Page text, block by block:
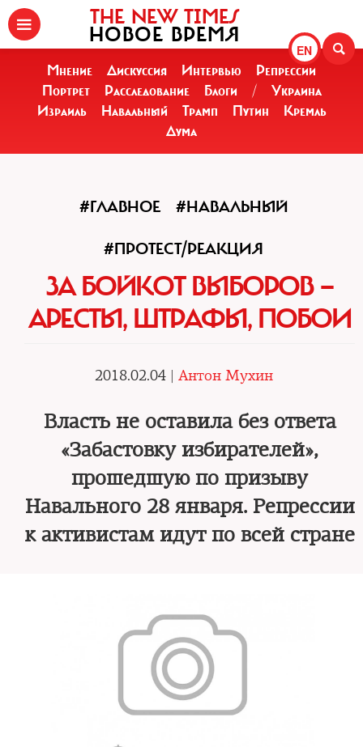
EN
THE NEW TIMES
НОВОЕ ВРЕМЯ
Мнение Дискуссия Интервью
Репрессии
Портрет
Расследование Блоги /
Украина
Израиль
Навальный Трамп Путин
Кремль
Дума
#ГЛАВНОЕ #НАВАЛЬНЫЙ
#ПРОТЕСТ/РЕАКЦИЯ
ЗА БОЙКОТ ВЫБОРОВ —
АРЕСТЫ, ШТРАФЫ, ПОБОИ
2018.02.04 | Антон Мухин
Власть не оставила без ответа
«Забастовку избирателей»,
прошедшую по призыву
Навального 28 января. Репрессии
к активистам идут по всей стране